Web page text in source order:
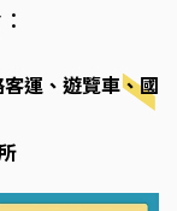
運、遊覽車、國